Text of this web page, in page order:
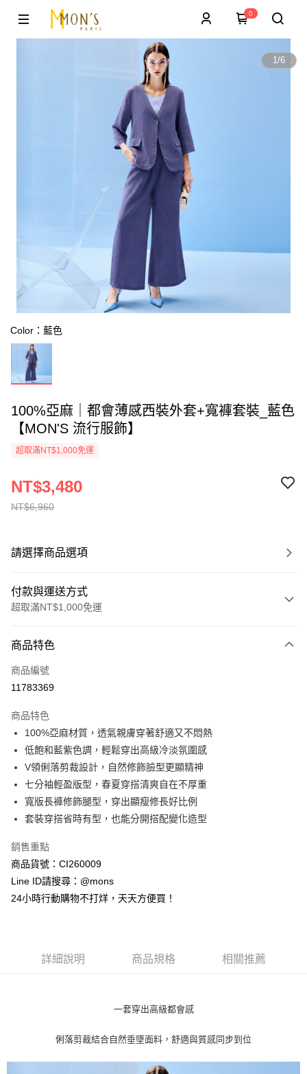
0
1/6
Color：藍色
100%亞麻｜都會薄感西裝外套+寬褲套裝_藍色
【MON'S 流行服飾】
超取滿NT$1,000免運
NT$6,960
NT$3,480
請選擇商品選項
付款與運送方式
超取滿NT$1,000免運
信用卡一次付款
信用卡分期付款
合作金庫商業銀行
華南商業銀行
彰化商業銀行
上海商業儲蓄銀行
台北富邦商業銀行
國泰世華商業銀行
兆豐國際商業銀行
臺灣中小企業銀行
台中商業銀行
匯豐（台灣）商業銀行
華泰商業銀行
聯邦商業銀行
遠東國際商業銀行
元大商業銀行
永豐商業銀行
台新國際商業銀行
台灣樂天信用卡公司
6 期 0 利率 每期
華南商業銀行
彰化商業銀行
上海商業儲蓄銀行
台北富邦商業銀行
國泰世華商業銀行
兆豐國際商業銀行
臺灣中小企業銀行
台中商業銀行
匯豐（台灣）商業銀行
華泰商業銀行
元大商業銀行
玉山商業銀行
台灣樂天信用卡公司
超商取貨付款
LINE Pay
Apple Pay
街口支付
悠遊付
AFTEE先享後付
便利好安心！
結帳頁面，進行簡訊認證並確認金額後，即可完成結帳。
３．收到繳費通知簡訊後14天內，點擊此簡訊中的連結，可透過四大超商／
貨到付款
每筆NT$80，滿NT$1,000(含以上)免運費
商品特色
商品編號
11783369
商品特色
100%亞麻材質，透氣親膚穿著舒適又不悶熱
低飽和藍紫色調，輕鬆穿出高級冷淡氛圍感
V領俐落剪裁設計，自然修飾臉型更顯精神
七分袖輕盈版型，春夏穿搭清爽自在不厚重
寬版長褲修飾腿型，穿出顯瘦修長好比例
套裝穿搭省時有型，也能分開搭配變化造型
銷售重點
商品貨號：CI260009
Line ID請搜尋：@mons
24小時行動購物不打烊，天天方便買！
詳細說明 商品規格 相關推薦
一套穿出高級都會感
俐落剪裁結合自然垂墜面料，舒適與質感同步到位